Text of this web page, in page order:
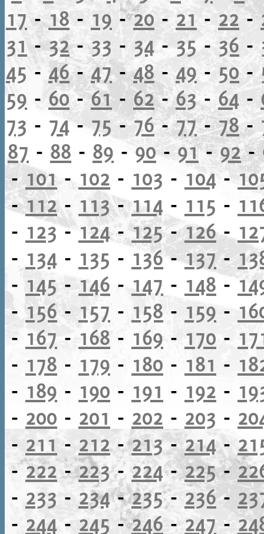
17- 18- 19 -20 - 21- 22 -
31-32-33 - 34- 35-36 -
45 - 46-47-48 - 49- 50-
59 -60-61- 62-63-64 -
73 - 74-75 -76-77-78-
87 - 88 - 89 -90-91-92-
- 101- 102 - 103 - 104-
-112- 113-114 - 115 -
- 123-124-125-126-
- 134 - 135 - 136-137-
- 145 -146 - 147 - 148 -
-156- 157 - 158- 159 -
- 167 - 168 - 169 - 170 -
- 178 - 179 - 180 - 181 -
- 189 - 190 - 191 - 192 -
- 200 - 201 - 202 - 203 -
- 211 - 212-213-214-
-222-223-224-225-
- 233 - 234-235- 236-
- 244 - 245 -246-247 -